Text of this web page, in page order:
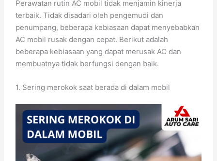
Perawatan rutin AC mobil tidak menjamin kinerja
terbaik. Tidak disadari oleh pengemudi dan
penumpang, beberapa kebiasaan dapat menyebabkan
AC mobil rusak dengan cepat. Berikut adalah
beberapa kebiasaan yang dapat merusak AC dan
membuatnya tidak berfungsi dengan baik.
1. Sering merokok saat berada di dalam mobil